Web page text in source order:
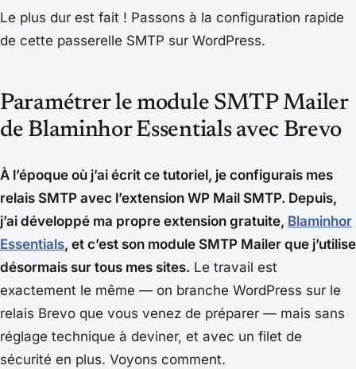
Le plus dur est fait ! Passons à la configuration rapide
de cette passerelle SMTP sur WordPress.
Paramétrer le module SMTP Mailer
de Blaminhor Essentials avec Brevo
À l’époque où j’ai écrit ce tutoriel, je configurais mes
relais SMTP avec l’extension WP Mail SMTP. Depuis,
j’ai développé ma propre extension gratuite, Blaminhor
Essentials, et c’est son module SMTP Mailer que j’utilise
désormais sur tous mes sites. Le travail est
exactement le même — on branche WordPress sur le
relais Brevo que vous venez de préparer — mais sans
réglage technique à deviner, et avec un filet de
sécurité en plus. Voyons comment.